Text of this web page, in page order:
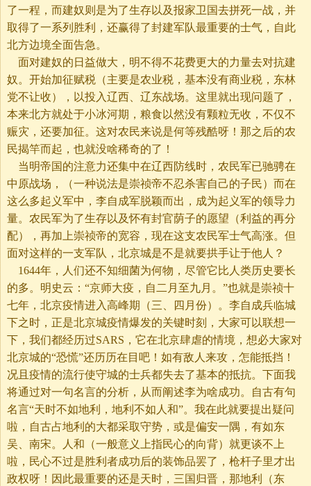
了一程，而建奴则是为了生存以及报家卫国去拼死一战，并
取得了一系列胜利，还赢得了封建军队最重要的士气，自此
北方边境全面告急。
面对建奴的日益做大，明不得不花费更大的力量去对抗建
奴。开始加征赋税（主要是农业税，基本没有商业税，东林
党不让收），以投入辽西、辽东战场。这里就出现问题了，
本来北方就处于小冰河期，粮食以然没有颗粒无收，不仅不
赈灾，还要加征。这对农民来说是何等残酷呀！那之后的农
民揭竿而起，也就没啥稀奇的了！
当明帝国的注意力还集中在辽西防线时，农民军已驰骋在
中原战场，（一种说法是崇祯帝不忍杀害自己的子民）而在
这么多起义军中，李自成军脱颖而出，成为起义军的领导力
量。农民军为了生存以及怀有封官荫子的愿望（利益的再分
配），再加上崇祯帝的宽容，现在这支农民军士气高涨。但
面对这样的一支军队，北京城是不是就要拱手让于他人？
1644年，人们还不知细菌为何物，尽管它比人类历史要长
的多。明史云：“京师大疫，自二月至九月。”也就是崇祯十
七年，北京疫情进入高峰期（三、四月份）。李自成兵临城
下之时，正是北京城疫情爆发的关键时刻，大家可以联想一
下，我们都经历过SARS，它在北京肆虐的情境，想必大家对
北京城的“恐慌”还历历在目吧！如有敌人来攻，怎能抵挡！
况且疫情的流行使守城的士兵都失去了基本的抵抗。下面我
将通过对一句名言的分析，从而阐述李为啥成功。自古有句
名言“天时不如地利，地利不如人和”。我在此就要提出疑问
啦，自古占地利的大都采取守势，或是偏安一隅，有如东
吴、南宋。人和（一般意义上指民心的向背）就更谈不上
啦，民心不过是胜利者成功后的装饰品罢了，枪杆子里才出
政权呀！因此最重要的还是天时，三国归晋，那地利（东